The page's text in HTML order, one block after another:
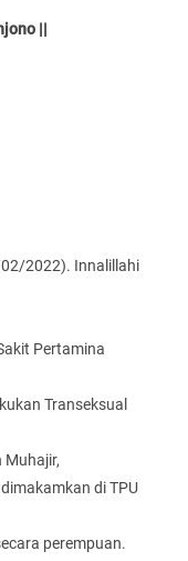
||
2022). Innalillahi
Pertamina
Transeksual
Muhajir,
di TPU
perempuan.